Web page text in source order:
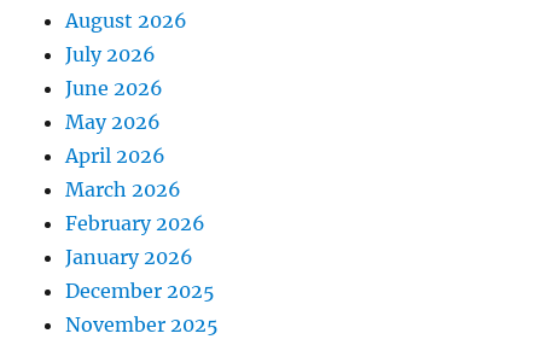
August 2026
July 2026
June 2026
May 2026
April 2026
March 2026
February 2026
January 2026
December 2025
November 2025